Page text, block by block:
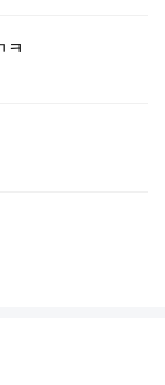
ㅋ